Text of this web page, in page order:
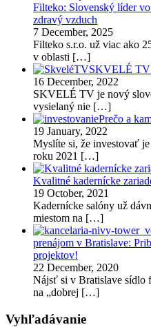
Filteko: Slovenský líder
zdravý vzduch
7 December, 2025
Filteko s.r.o. už viac ako
v oblasti […]
SKVELÉ TV
16 December, 2022
SKVELÉ TV je nový
vysielaný nie […]
Prečo a
19 January, 2022
Myslíte si, že investovať
roku 2021 […]
Kvalitné kadernícke
19 October, 2021
Kadernícke salóny už
miestom na […]
prenájom v Bratislave:
projektov!
22 December, 2020
Nájsť si v Bratislave sídlo
na „dobrej […]
Vyhľadávanie